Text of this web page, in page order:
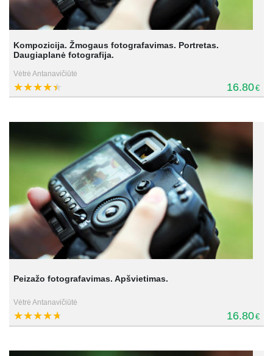
Kompozicija. Žmogaus fotografavimas. Portretas.
Daugiaplanė fotografija.
Vėtrė Antanavičiūtė
16.80€
Peizažo fotografavimas. Apšvietimas.
Vėtrė Antanavičiūtė
16.80€